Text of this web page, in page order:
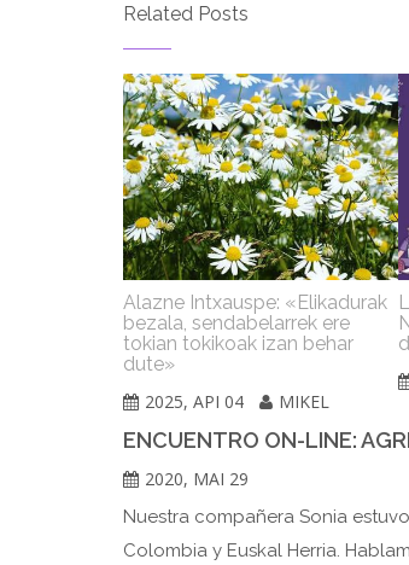
Related Posts
Alazne Intxauspe: «Elikadurak
bezala, sendabelarrek ere
tokian tokikoak izan behar
dute»
2025, API 04
MIKEL
ENCUENTRO ON-LINE:
2020, MAI 29
Nuestra compañera Sonia
Colombia y Euskal Herria.